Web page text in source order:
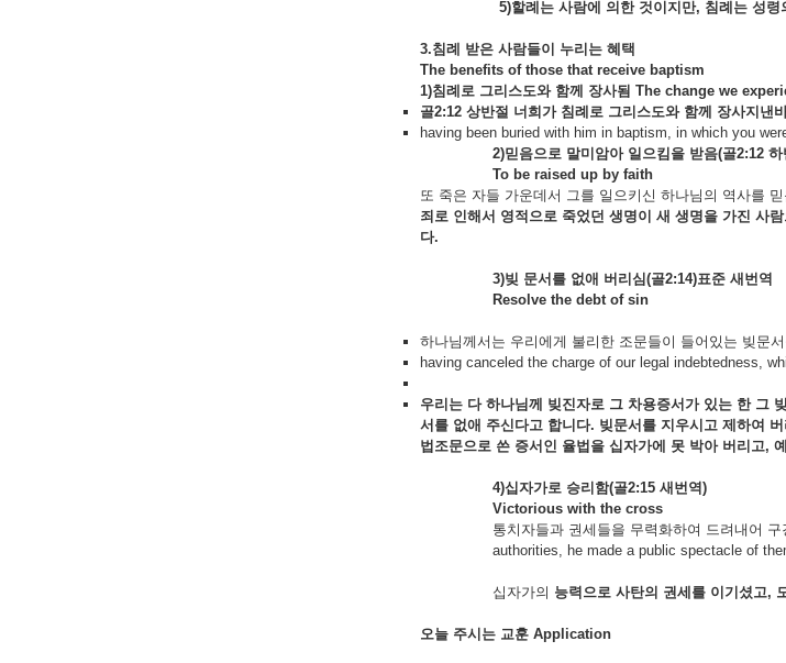
5)할례는 사람에 의한 것이지만, 침례는 성령
3.침례 받은 사람들이 누리는 혜택
The benefits of those that receive baptism
1)침례로 그리스도와 함께 장사됨 The change we
골2:12 상반절 너희가 침례로 그리스도와 함께 장사지낸
having been buried with him in baptism, in which you
2)믿음으로 말미암아 일으킴을 받음(골2:12 하
To be raised up by faith
또 죽은 자들 가운데서 그를 일으키신 하나님의 역사를
죄로 인해서 영적으로 죽었던 생명이 새 생명을 가진 사
다.
3)빚 문서를 없애 버리심(골2:14)표준 새번역
Resolve the debt of sin
하나님께서는 우리에게 불리한 조문들이 들어있는 빚문
having canceled the charge of our legal indebtedness,
우리는 다 하나님께 빚진자로 그 차용증서가 있는 한 그
서를 없애 주신다고 합니다. 빚문서를 지우시고 제하여
법조문으로 쓴 증서인 율법을 십자가에 못 박아 버리고,
4)십자가로 승리함(골2:15 새번역)
Victorious with the cross
통치자들과 권세들을 무력화하여 드려내어
authorities, he made a public spectacle of
십자가의 능력으로 사탄의 권세를 이기셨고,
오늘 주시는 교훈 Application